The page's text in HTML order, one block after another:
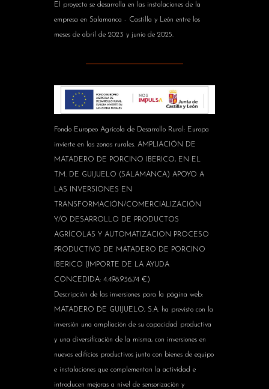
El proyecto se desarrolla en las instalaciones de la
empresa en Salamanca - Castilla y León entre los
meses de abril de 2023 y junio de 2025.
Fondo Europeo Agrícola de Desarrollo Rural: Europa
invierte en las zonas rurales. AMPLIACIÓN DE
MATADERO DE PORCINO IBERICO, EN EL
T.M. DE GUIJUELO (SALAMANCA) APOYO A
LAS INVERSIONES EN
TRANSFORMACIÓN/COMERCIALIZACIÓN
Y/O DESARROLLO DE PRODUCTOS
AGRÍCOLAS Y AUTOMATIZACION PROCESO
PRODUCTIVO DE MATADERO DE PORCINO
IBERICO (IMPORTE DE LA AYUDA
CONCEDIDA: 4.498.936,74 €)
Descripción de las inversiones para la página web:
MATADERO DE GUIJUELO, S.A. ha previsto con la
inversión una ampliación de su capacidad productiva
y una diversificación de la misma, con inversiones en
nuevos edificios productivos junto con bienes de equipo
e instalaciones que complementan la actividad e
introducen mejoras a nivel de sensorización y